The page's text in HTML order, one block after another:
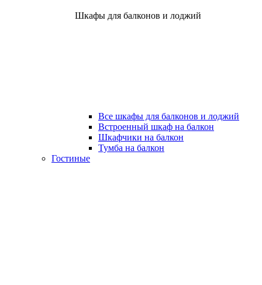
Шкафы для балконов и лоджий
Все шкафы для балконов и лоджий
Встроенный шкаф на балкон
Шкафчики на балкон
Тумба на балкон
Гостиные